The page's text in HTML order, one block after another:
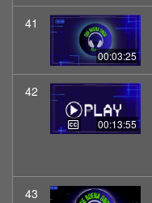
41
00:03:25
42
00:13:55
43